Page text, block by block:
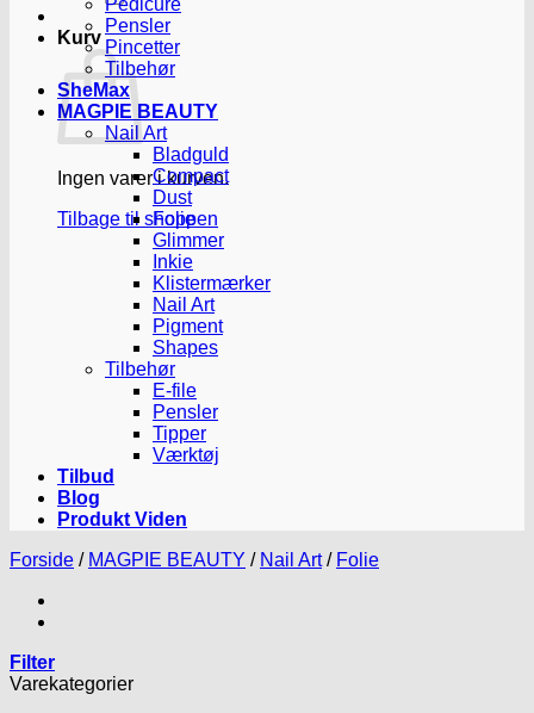
Kurv
Ingen varer i kurven.
Tilbage til shoppen
Pedicure
Pensler
Pincetter
Tilbehør
SheMax
MAGPIE BEAUTY
Nail Art
Bladguld
Compact
Dust
Folie
Glimmer
Inkie
Klistermærker
Nail Art
Pigment
Shapes
Tilbehør
E-file
Pensler
Tipper
Værktøj
Tilbud
Blog
Produkt Viden
Forside / MAGPIE BEAUTY / Nail Art / Folie
Filter
Varekategorier